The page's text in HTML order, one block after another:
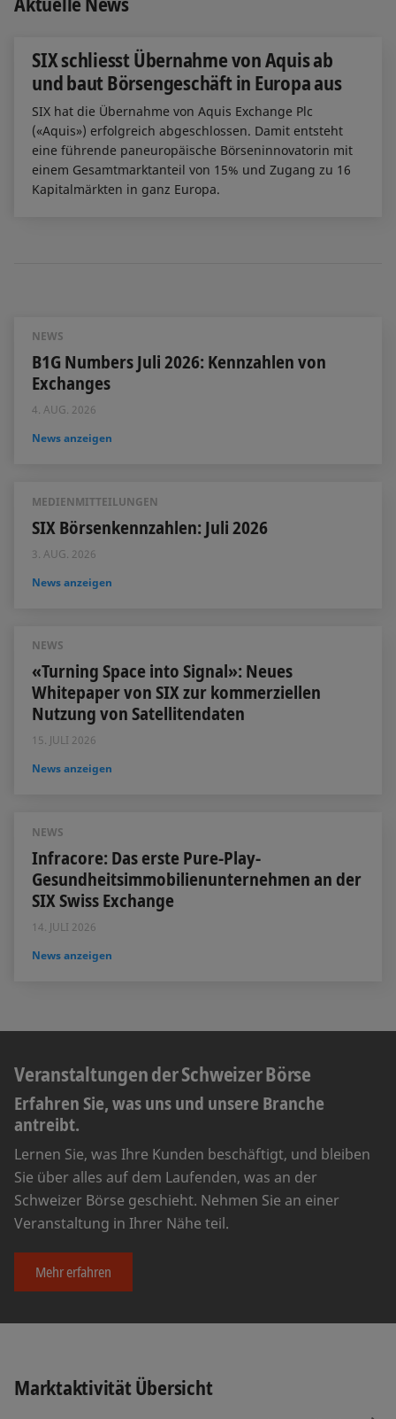
SIX schliesst Übernahme von Aquis ab
und baut Börsengeschäft in Europa aus
SIX hat die Übernahme von Aquis Exchange Plc
(«Aquis») erfolgreich abgeschlossen. Damit entsteht
eine führende paneuropäische Börseninnovatorin mit
einem Gesamtmarktanteil von 15% und Zugang zu 16
Kapitalmärkten in ganz Europa.
NEWS
B1G Numbers Juli 2026: Kennzahlen von
Exchanges
4. AUG. 2026
News anzeigen
MEDIENMITTEILUNGEN
SIX Börsenkennzahlen: Juli 2026
3. AUG. 2026
News anzeigen
NEWS
«Turning Space into Signal»: Neues
Whitepaper von SIX zur kommerziellen
Nutzung von Satellitendaten
15. JULI 2026
News anzeigen
NEWS
Infracore: Das erste Pure-Play-
Gesundheitsimmobilienunternehmen an der
SIX Swiss Exchange
14. JULI 2026
News anzeigen
Veranstaltungen der Schweizer Börse
Erfahren Sie, was uns und unsere Branche
antreibt.
Lernen Sie, was Ihre Kunden beschäftigt, und bleiben
Sie über alles auf dem Laufenden, was an der
Schweizer Börse geschieht. Nehmen Sie an einer
Veranstaltung in Ihrer Nähe teil.
Mehr erfahren
Marktaktivität Übersicht